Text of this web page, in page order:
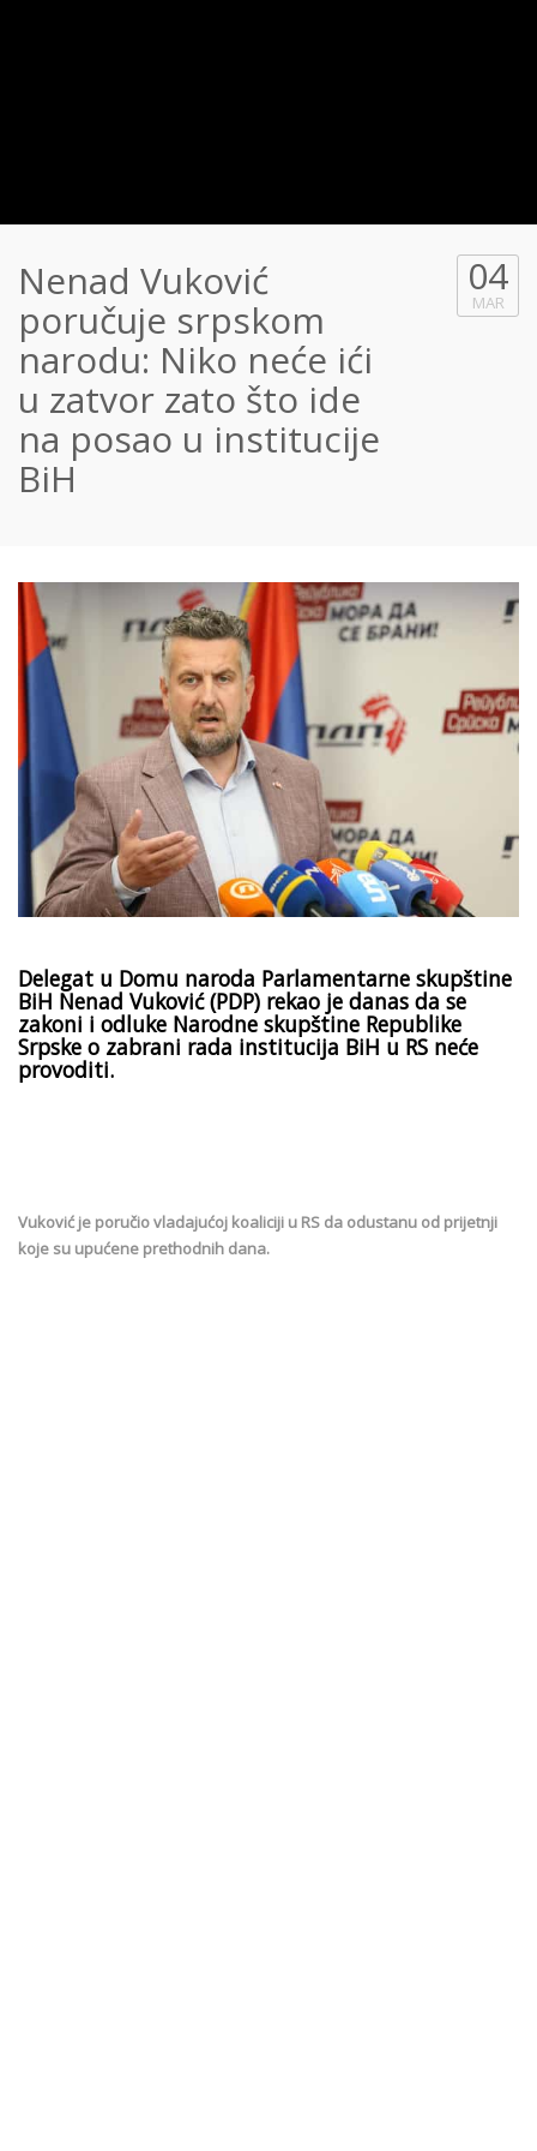
Nenad Vuković
poručuje srpskom
narodu: Niko neće ići
u zatvor zato što ide
na posao u institucije
BiH
04
MAR
Delegat u Domu naroda Parlamentarne skupštine
BiH Nenad Vuković (PDP) rekao je danas da se
zakoni i odluke Narodne skupštine Republike
Srpske o zabrani rada institucija BiH u RS neće
provoditi.
Vuković je poručio vladajućoj koaliciji u RS da odustanu od prijetnji
koje su upućene prethodnih dana.